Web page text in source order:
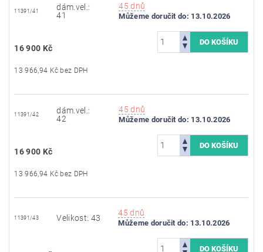
11391/41
dám.vel.:
41
45 dnů
Můžeme doručit do: 13.10.2026
16 900 Kč
13 966,94 Kč bez DPH
11391/42
dám.vel.:
42
45 dnů
Můžeme doručit do: 13.10.2026
16 900 Kč
13 966,94 Kč bez DPH
11391/43 Velikost: 43
45 dnů
Můžeme doručit do: 13.10.2026